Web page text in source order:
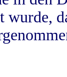
wurde,